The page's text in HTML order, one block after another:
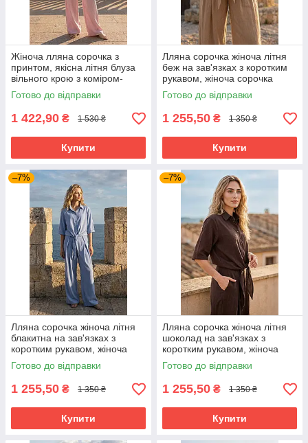
Жіноча лляна сорочка з
принтом, якісна літня блуза
вільного крою з коміром-
стійкою рожева 42-52
розміри
Готово до відправки
1 422,90 ₴ 1 530 ₴
Купити
Лляна сорочка жіноча літня
беж на зав'язках з коротким
рукавом, жіноча сорочка
коротка з льону вільного
крою 42-52 розміри
Готово до відправки
1 255,50 ₴ 1 350 ₴
Купити
–7%
Лляна сорочка жіноча літня
блакитна на зав'язках з
коротким рукавом, жіноча
сорочка коротка з льону
вільного крою 42-52 розміри
Готово до відправки
1 255,50 ₴ 1 350 ₴
Купити
–7%
Лляна сорочка жіноча літня
шоколад на зав'язках з
коротким рукавом, жіноча
сорочка коротка з льону
вільного крою 42-52 розміри
Готово до відправки
1 255,50 ₴ 1 350 ₴
Купити